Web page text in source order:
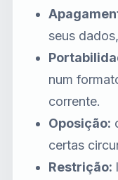
seus
num
corrente.
Oposição:
certas
Restrição: